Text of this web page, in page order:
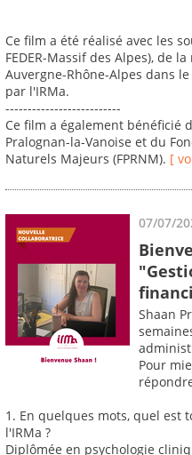
Ce film a été réalisé avec les
FEDER-Massif des Alpes), de
Auvergne-Rhône-Alpes dans
par l'IRMa.
--------------------------
Ce film a également bénéficié
Pralognan-la-Vanoise et du
Naturels Majeurs (FPRNM). [
07/07/
Shaan
Pour
1. En quelques mots, quel est
l'IRMa ?
Diplômée en psychologie